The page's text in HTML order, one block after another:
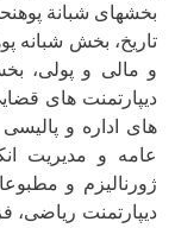
بخشهای شبانة
تاریخ، بخش شبانه
و مالی و پولی،
دیپارتمنت های
های اداره و
عامه و مدیریت
ژورنالیزم و
دیپارتمنت ریاضی،